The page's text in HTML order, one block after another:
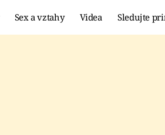
Sex a vztahy Videa Sledujte